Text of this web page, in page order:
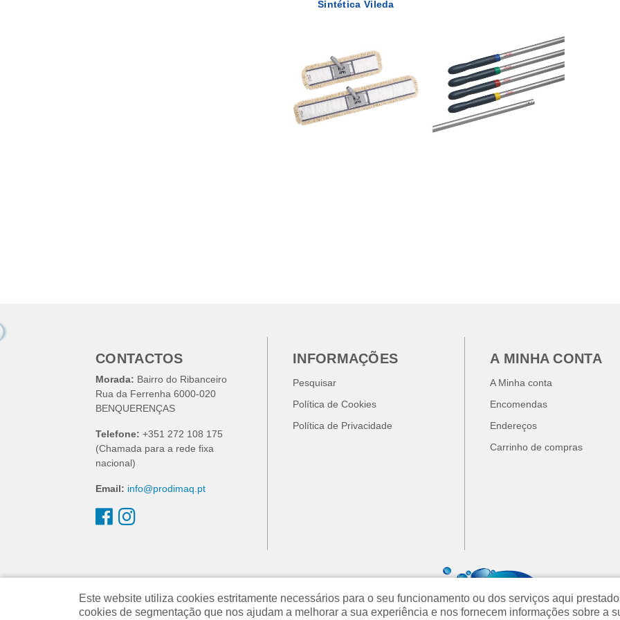
Sintética Vileda
CONTACTOS
Morada: Bairro do Ribanceiro
Rua da Ferrenha 6000-020
BENQUERENÇAS
Telefone: +351 272 108 175
(Chamada para a rede fixa
nacional)
Email: info@prodimaq.pt
INFORMAÇÕES
Pesquisar
Política de Cookies
Política de Privacidade
A MINHA CONTA
A Minha conta
Encomendas
Endereços
Carrinho de compras
Este website utiliza cookies estritamente necessários para o seu funcionamento ou dos serviços aqui
cookies de segmentação que nos ajudam a melhorar a sua experiência e nos fornecem informações sobre a